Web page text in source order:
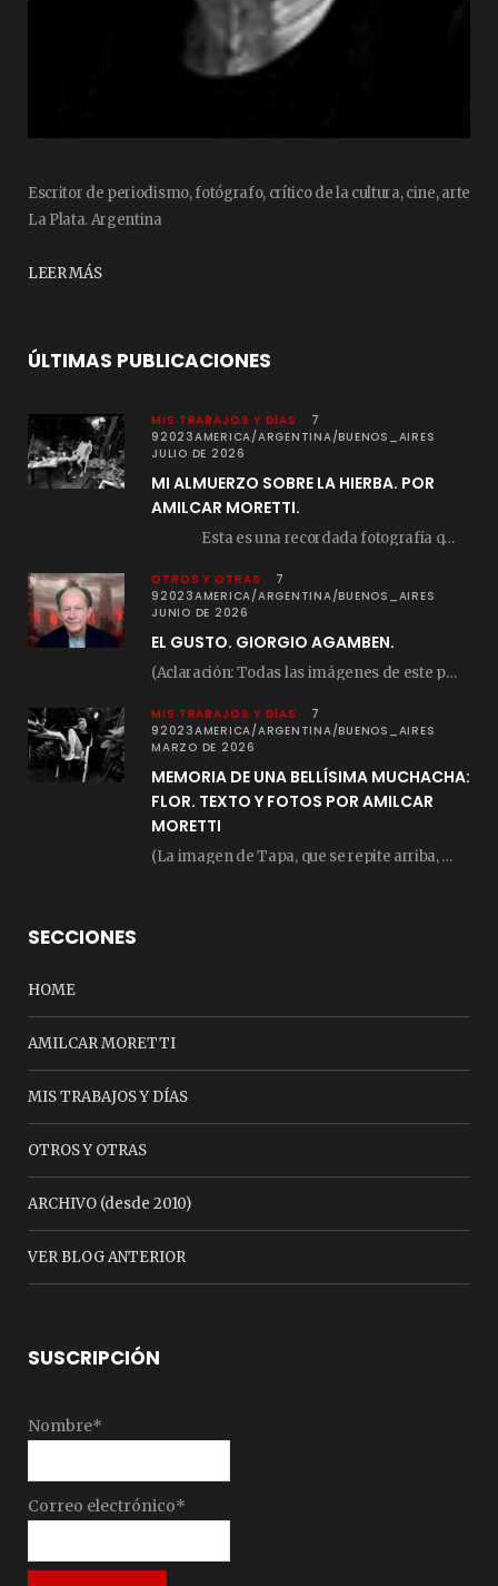
Escritor de periodismo, fotógrafo, crítico de la cultura, cine, arte
La Plata. Argentina
LEER MÁS
ÚLTIMAS PUBLICACIONES
MIS TRABAJOS Y DÍAS
7
92023AMERICA/ARGENTINA/BUENOS_AIRES
JULIO DE 2026
MI ALMUERZO SOBRE LA HIERBA. POR
AMILCAR MORETTI.
Esta es una recordada fotografía que registré…
OTROS Y OTRAS
7
92023AMERICA/ARGENTINA/BUENOS_AIRES
JUNIO DE 2026
EL GUSTO. GIORGIO AGAMBEN.
(Aclaración: Todas las imágenes de este posteo fueron tomadas de Bloghemia.com, y todos los…
MIS TRABAJOS Y DÍAS
7
92023AMERICA/ARGENTINA/BUENOS_AIRES
MARZO DE 2026
MEMORIA DE UNA BELLÍSIMA MUCHACHA:
FLOR. TEXTO Y FOTOS POR AMILCAR
MORETTI
(La imagen de Tapa, que se repite arriba, fue compuesta por Amilcar Moretti el viernes…
SECCIONES
HOME
AMILCAR MORETTI
MIS TRABAJOS Y DÍAS
OTROS Y OTRAS
ARCHIVO (desde 2010)
VER BLOG ANTERIOR
SUSCRIPCIÓN
Nombre*
Correo electrónico*